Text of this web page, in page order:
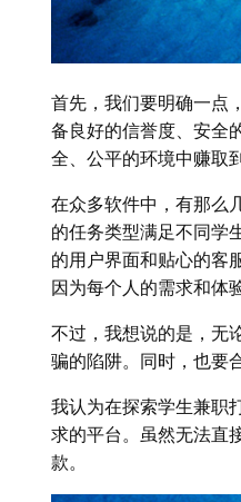
首先，我们要明确一点
备良好的信誉度、安全
全、公平的环境中赚取
在众多软件中，有那么
的任务类型满足不同学
的用户界面和贴心的客
因为每个人的需求和体
不过，我想说的是，无
骗的陷阱。同时，也要
我认为在探索学生兼职
求的平台。虽然无法直
款。